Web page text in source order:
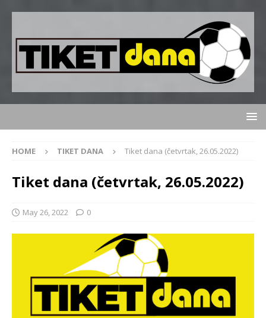
HOME TIKET DANA Tiket dana (četvrtak, 26.05.2022)
Tiket dana (četvrtak, 26.05.2022)
May 26, 2022 0